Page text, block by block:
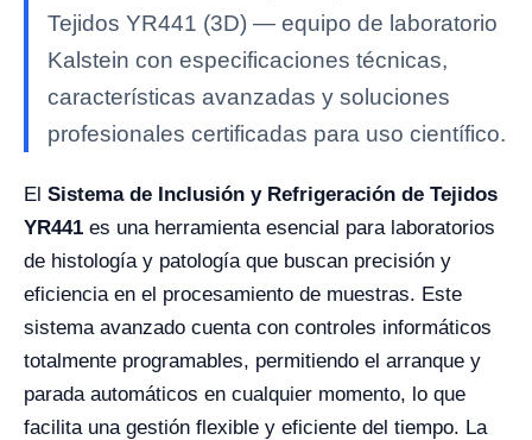
Tejidos YR441 (3D) — equipo de laboratorio
Kalstein con especificaciones técnicas,
características avanzadas y soluciones
profesionales certificadas para uso científico.
El Sistema de Inclusión y Refrigeración de Tejidos
YR441 es una herramienta esencial para laboratorios
de histología y patología que buscan precisión y
eficiencia en el procesamiento de muestras. Este
sistema avanzado cuenta con controles informáticos
totalmente programables, permitiendo el arranque y
parada automáticos en cualquier momento, lo que
facilita una gestión flexible y eficiente del tiempo. La